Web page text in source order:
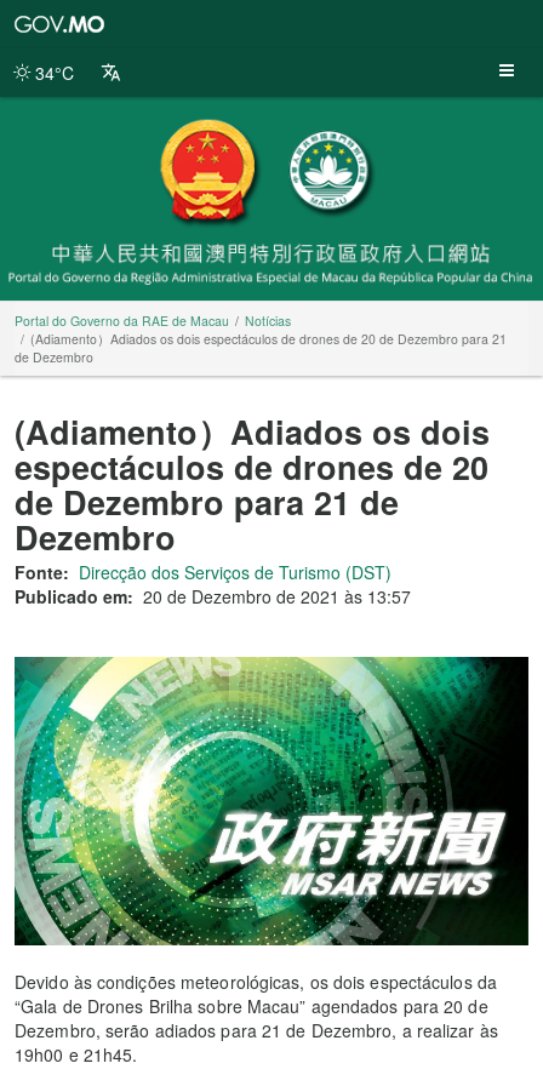
da
34°C
Portal do Governo da RAE de Macau
Notícias
(Adiamento）Adiados os dois espectáculos de drones de 20 de Dezembro para 21
de Dezembro
(Adiamento）Adiados os dois
espectáculos de drones de 20
de Dezembro para 21 de
Dezembro
Fonte: Direcção dos Serviços de Turismo (DST)
Publicado em: 20 de Dezembro de 2021 às 13:57
Devido às condições meteorológicas, os dois espectáculos da
“Gala de Drones Brilha sobre Macau” agendados para 20 de
Dezembro, serão adiados para 21 de Dezembro, a realizar às
19h00 e 21h45.